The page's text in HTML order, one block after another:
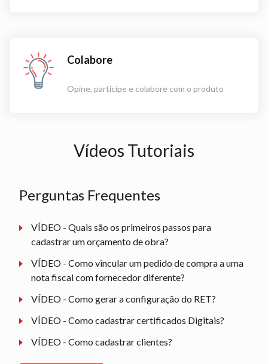
Colabore
Opine, participe e colabore com o produto
Vídeos Tutoriais
Perguntas Frequentes
VÍDEO - Quais são os primeiros passos para
cadastrar um orçamento de obra?
VÍDEO - Como vincular um pedido de compra a uma
nota fiscal com fornecedor diferente?
VÍDEO - Como gerar a configuração do RET?
VÍDEO - Como cadastrar certificados Digitais?
VÍDEO - Como cadastrar clientes?